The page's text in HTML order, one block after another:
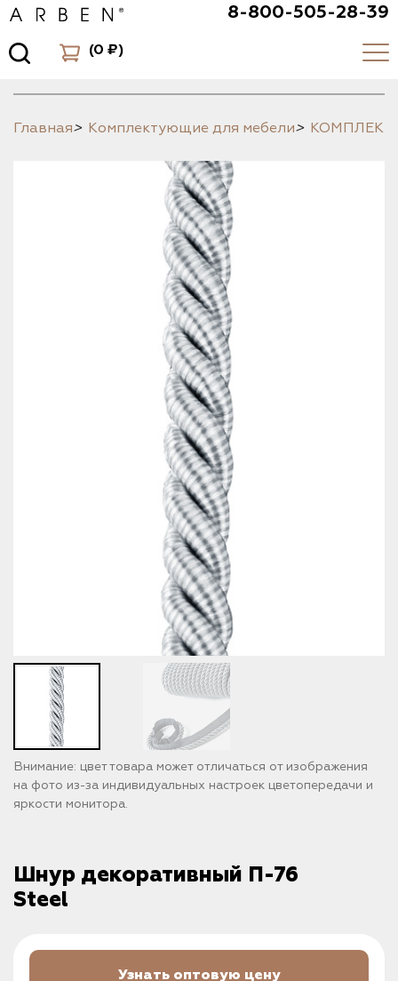
8-800-505-28-39
(0 ₽)
Главная> Комплектующие для мебели>
Внимание: цвет товара может отличаться от изображения
на фото из-за индивидуальных настроек цветопередачи и
яркости монитора.
Шнур декоративный П-76
Steel
Узнать оптовую цену